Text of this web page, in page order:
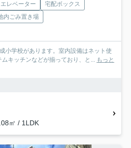
エレベーター
宅配ボックス
内ごみ置き場
小学校があります。室内設備はネット使
キッチンなどが揃っており、と... もっと
㎡ / 1LDK